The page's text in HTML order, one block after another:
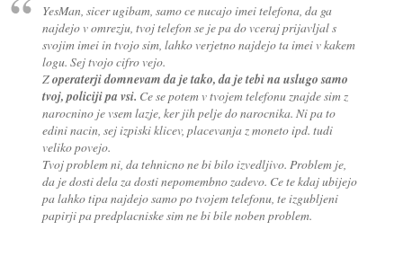
YesMan, sicer ugibam, samo ce nucajo imei telefona, da ga
najdejo v omrezju, tvoj telefon se je pa do vceraj prijavljal s
svojim imei in tvojo sim, lahko verjetno najdejo ta imei v kakem
logu. Sej tvojo cifro vejo.
Zoperaterji domnevam da je tako, da je tebi na uslugo samo
tvoj, policiji pa vsi. Ce se potem v tvojem telefonu znajde sim z
narocnino je vsem lazje, ker jih pelje do narocnika. Ni pa to
edini nacin, sej izpiski klicev, placevanja z moneto ipd. tudi
veliko povejo.
Tvoj problem ni, da tehnicno ne bi bilo izvedljivo. Problem je,
da je dosti dela za dosti nepomembno zadevo. Ce te kdaj ubijejo
pa lahko tipa najdejo samo po tvojem telefonu, te izgubljeni
papirji pa predplacniske sim ne bi bile noben problem.